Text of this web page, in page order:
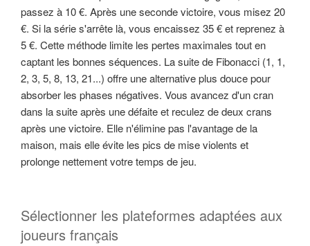
passez à 10 €. Après une seconde victoire, vous misez 20
€. Si la série s'arrête là, vous encaissez 35 € et reprenez à
5 €. Cette méthode limite les pertes maximales tout en
captant les bonnes séquences. La suite de Fibonacci (1, 1,
2, 3, 5, 8, 13, 21...) offre une alternative plus douce pour
absorber les phases négatives. Vous avancez d'un cran
dans la suite après une défaite et reculez de deux crans
après une victoire. Elle n'élimine pas l'avantage de la
maison, mais elle évite les pics de mise violents et
prolonge nettement votre temps de jeu.
Sélectionner les plateformes adaptées aux
joueurs français